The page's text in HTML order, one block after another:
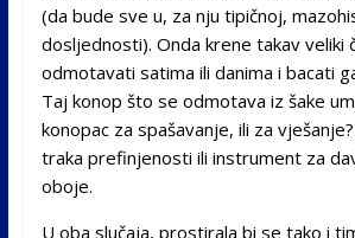
(da bude sve u, za nju tipičnoj,
dosljednosti). Onda krene takav veliki
odmotavati satima ili danima i bacati
Taj konop što se odmotava iz šake
konopac za spašavanje, ili za
traka prefinjenosti ili instrument za
oboje.
U oba slučaja, prostirala bi se tako i